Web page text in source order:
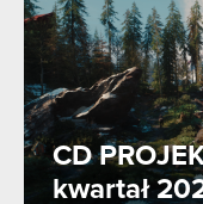
CD
kwartał